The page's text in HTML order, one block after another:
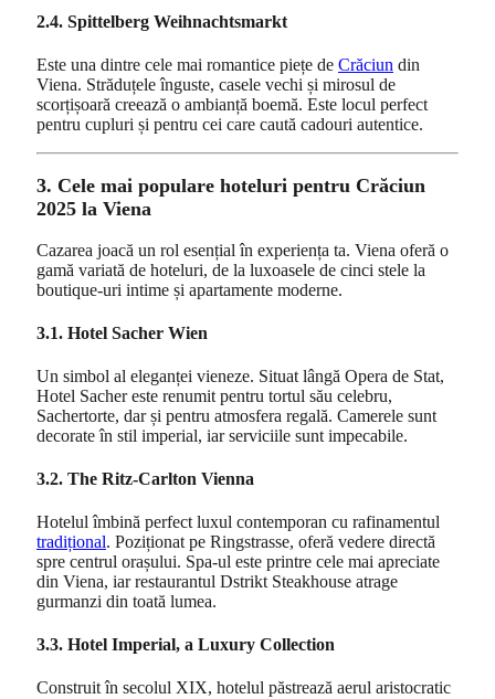
2.4. Spittelberg Weihnachtsmarkt
Este una dintre cele mai romantice piețe de Crăciun din
Viena. Străduțele înguste, casele vechi și mirosul de
scorțișoară creează o ambianță boemă. Este locul perfect
pentru cupluri și pentru cei care caută cadouri autentice.
3. Cele mai populare hoteluri pentru Crăciun
2025 la Viena
Cazarea joacă un rol esențial în experiența ta. Viena oferă o
gamă variată de hoteluri, de la luxoasele de cinci stele la
boutique-uri intime și apartamente moderne.
3.1. Hotel Sacher Wien
Un simbol al eleganței vieneze. Situat lângă Opera de Stat,
Hotel Sacher este renumit pentru tortul său celebru,
Sachertorte, dar și pentru atmosfera regală. Camerele sunt
decorate în stil imperial, iar serviciile sunt impecabile.
3.2. The Ritz-Carlton Vienna
Hotelul îmbină perfect luxul contemporan cu rafinamentul
tradițional. Poziționat pe Ringstrasse, oferă vedere directă
spre centrul orașului. Spa-ul este printre cele mai apreciate
din Viena, iar restaurantul Dstrikt Steakhouse atrage
gurmanzi din toată lumea.
3.3. Hotel Imperial, a Luxury Collection
Construit în secolul XIX, hotelul păstrează aerul aristocratic